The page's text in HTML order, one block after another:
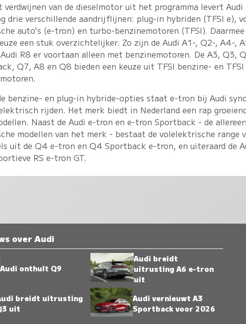
verdwijnen van de dieselmotor uit het programma levert Audi
drie verschillende aandrijflijnen: plug-in hybriden (TFSI e),
auto's (e-tron) en turbo-benzinemotoren (TFSI).
een stuk overzichtelijker. Zo zijn de Audi A1-, Q2-, A4-,
R8 er voortaan alleen met benzinemotoren. De A3, Q3,
Q7, A8 en Q8 bieden een keuze uit TFSI benzine- en
benzine- en plug-in hybride-opties staat e-tron bij Audi
rijden. Het merk biedt in Nederland een rap
Naast de Audi e-tron en e-tron Sportback - de
modellen van het merk - bestaat de volelektrische range
uit de Q4 e-tron en Q4 Sportback e-tron, en uiteraard de
RS e-tron GT.
over Audi
Audi onthult Q9
Audi breidt
uitrusting A6 e-tron
uit
breidt uitrusting
uit
Audi vernieuwt A3
Sportback voor 2026